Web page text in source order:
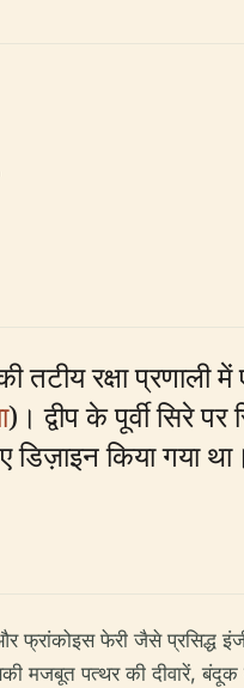
रक्षा प्रणाली में
)। द्वीप के पूर्वी सिरे
डिज़ाइन किया गया था।
फ्रांकोइस फेरी जैसे प्रसिद्ध
मजबूत पत्थर की दीवारें,